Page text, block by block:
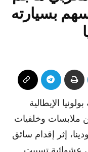
بسيارته
الإيطالية
ملابسات وخلفيات
إثر إقدام سائق
عشوائية تسببت